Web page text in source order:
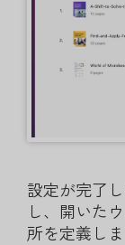
設定が完了
し、開いた
所を定義しま